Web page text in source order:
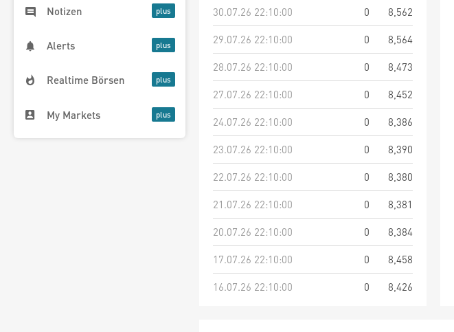
Notizen
Alerts
Realtime Börsen
My Markets
30.07.26 22:10:00
0
8,562
29.07.26 22:10:00
0
8,564
28.07.26 22:10:00
0
8,473
27.07.26 22:10:00
0
8,452
24.07.26 22:10:00
0
8,386
23.07.26 22:10:00
0
8,390
22.07.26 22:10:00
0
8,380
21.07.26 22:10:00
0
8,381
20.07.26 22:10:00
0
8,384
17.07.26 22:10:00
0
8,458
16.07.26 22:10:00
0 8,426